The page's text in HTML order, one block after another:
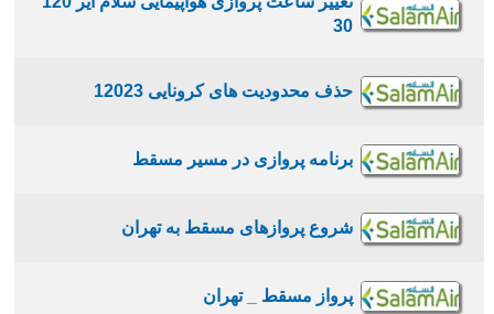
30
حذف محدودیت های کرونایی 12023
برنامه پروازی در مسیر مسقط
شروع پروازهای مسقط به تهران
پرواز مسقط _ تهران